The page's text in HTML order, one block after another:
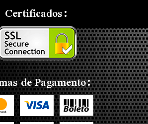
Certificados:
de Pagamento: